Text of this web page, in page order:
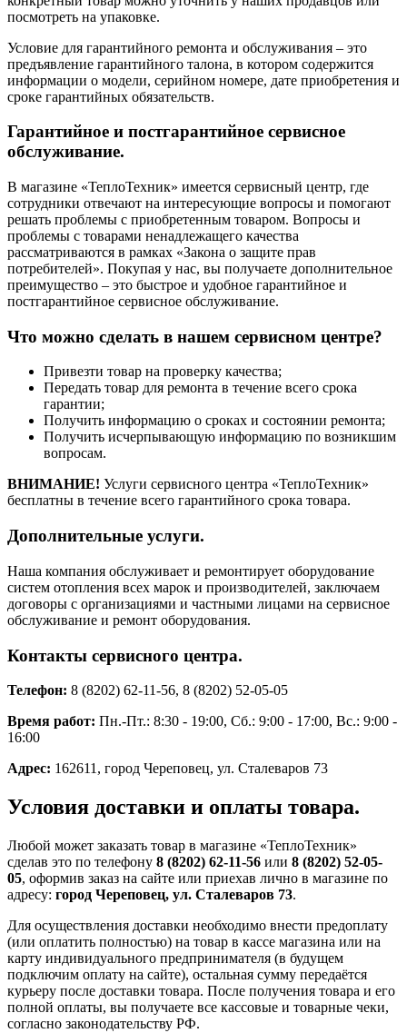
посмотреть на упаковке.
Условие для гарантийного ремонта и обслуживания – это
предъявление гарантийного талона, в котором содержится
информации о модели, серийном номере, дате приобретения и
сроке гарантийных обязательств.
Гарантийное и постгарантийное сервисное
обслуживание.
В магазине «ТеплоТехник» имеется сервисный центр, где
сотрудники отвечают на интересующие вопросы и помогают
решать проблемы с приобретенным товаром. Вопросы и
проблемы с товарами ненадлежащего качества
рассматриваются в рамках «Закона о защите прав
потребителей». Покупая у нас, вы получаете дополнительное
преимущество – это быстрое и удобное гарантийное и
постгарантийное сервисное обслуживание.
Что можно сделать в нашем сервисном центре?
Привезти товар на проверку качества;
Передать товар для ремонта в течение всего срока
гарантии;
Получить информацию о сроках и состоянии ремонта;
Получить исчерпывающую информацию по возникшим
вопросам.
ВНИМАНИЕ! Услуги сервисного центра «ТеплоТехник»
бесплатны в течение всего гарантийного срока товара.
Дополнительные услуги.
Наша компания обслуживает и ремонтирует оборудование
систем отопления всех марок и производителей, заключаем
договоры с организациями и частными лицами на сервисное
обслуживание и ремонт оборудования.
Контакты сервисного центра.
Телефон: 8 (8202) 62-11-56, 8 (8202) 52-05-05
Время работ: Пн.-Пт.: 8:30 - 19:00, Сб.: 9:00 - 17:00, Вс.: 9:00 -
16:00
Адрес: 162611, город Череповец, ул. Сталеваров 73
Условия доставки и оплаты товара.
Любой может заказать товар в магазине «ТеплоТехник»
сделав это по телефону 8 (8202) 62-11-56 или 8 (8202) 52-05-
05, оформив заказ на сайте или приехав лично в магазине по
адресу: город Череповец, ул. Сталеваров 73.
Для осуществления доставки необходимо внести предоплату
(или оплатить полностью) на товар в кассе магазина или на
карту индивидуального предпринимателя (в будущем
подключим оплату на сайте), остальная сумму передаётся
курьеру после доставки товара. После получения товара и его
полной оплаты, вы получаете все кассовые и товарные чеки,
согласно законодательству РФ.